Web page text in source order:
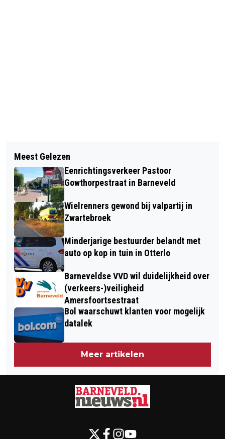
SCHUURBRAND AAN DE
HERMELIJNLAAN IN LUNTEREN
NACHTZWALUWEXCURSIE
Meest Gelezen
Eenrichtingsverkeer Pastoor
Gowthorpestraat in Barneveld
Wielrenners gewond bij valpartij in
Zwartebroek
Minderjarige bestuurder belandt met
auto op kop in tuin in Otterlo
Barneveldse VVD wil duidelijkheid over
(verkeers-)veiligheid
Amersfoortsestraat
Bol waarschuwt klanten voor mogelijk
datalek
Meer artikelen